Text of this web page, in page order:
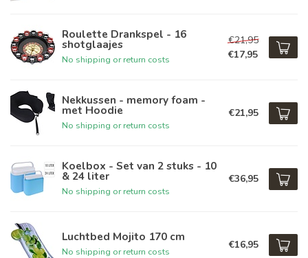
Roulette Drankspel - 16
shotglaajes
No shipping or return costs
€21,95
€17,95
Nekkussen - memory foam -
met Hoodie
No shipping or return costs
€21,95
Koelbox - Set van 2 stuks - 10
& 24 liter
No shipping or return costs
€36,95
Luchtbed Mojito 170 cm
No shipping or return costs
€16,95